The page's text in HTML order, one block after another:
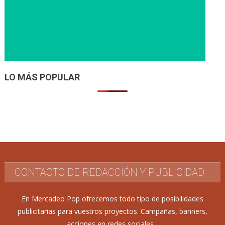
LO MÁS POPULAR
CONTACTO DE REDACCIÓN Y PUBLICIDAD
En Mercadeo Pop ofrecemos todo tipo de posibilidades
publicitarias para vuestros proyectos. Campañas, banners,